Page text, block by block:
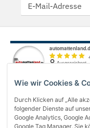
Wie wir Cookies &
Durch Klicken auf „Alle
folgender Dienste auf
Google Analytics, Google
Google Tag Manager. Sie
Über uns